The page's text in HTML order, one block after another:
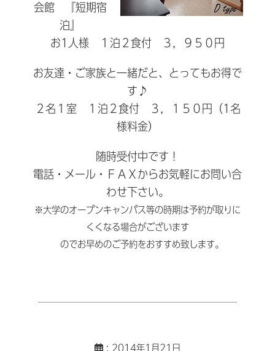
会館 『短期宿
泊』
お1人様 １泊２食付 ３，９５０円
お友達・ご家族と一緒だと、とってもお得で
す♪
２名１室 １泊２食付 ３，１５０円（1名
様料金）
随時受付中です！
電話・メール・ＦＡＸからお気軽にお問い合
わせ下さい。
※大学のオープンキャンパス等の時期は予約が取りに
くくなる場合がございます
のでお早めのご予約をおすすめ致します。
: 2014年1月21日